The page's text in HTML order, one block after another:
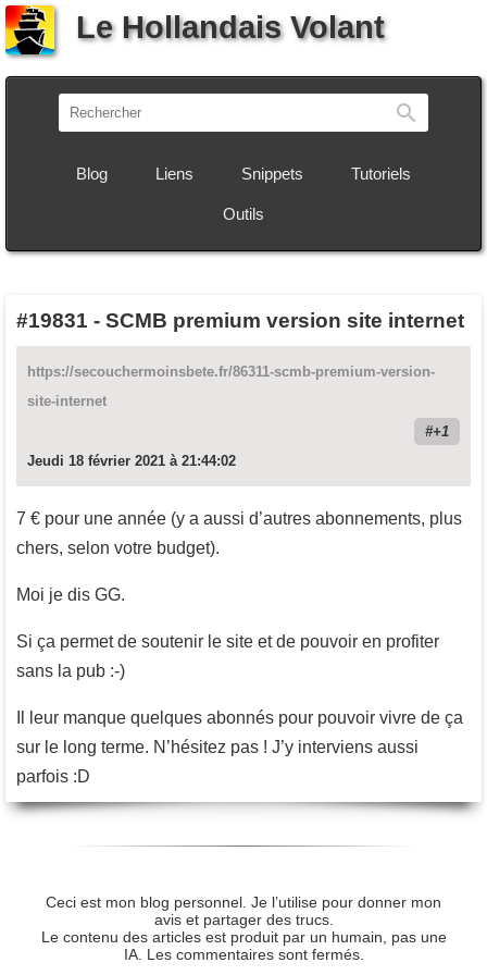
Le Hollandais Volant
Blog Liens Snippets Tutoriels
Outils
#19831 - SCMB premium version site internet
https://secouchermoinsbete.fr/86311-scmb-premium-version-
site-internet
+1
Jeudi 18 février 2021 à 21:44:02
7 € pour une année (y a aussi d’autres abonnements, plus
chers, selon votre budget).
Moi je dis GG.
Si ça permet de soutenir le site et de pouvoir en profiter
sans la pub :-)
Il leur manque quelques abonnés pour pouvoir vivre de ça
sur le long terme. N’hésitez pas ! J’y interviens aussi
parfois :D
Ceci est mon blog personnel. Je l’utilise pour donner mon
avis et partager des trucs.
Le contenu des articles est produit par un humain, pas une
IA. Les commentaires sont fermés.